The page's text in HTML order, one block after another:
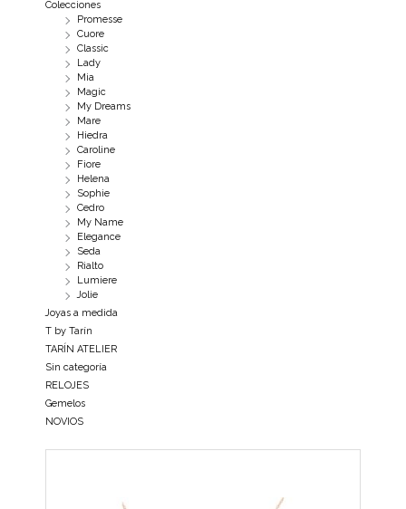
Colecciones
Promesse
Cuore
Classic
Lady
Mia
Magic
My Dreams
Mare
Hiedra
Caroline
Fiore
Helena
Sophie
Cedro
My Name
Elegance
Seda
Rialto
Lumiere
Jolie
Joyas a medida
T by Tarín
TARÍN ATELIER
Sin categoría
RELOJES
Gemelos
NOVIOS